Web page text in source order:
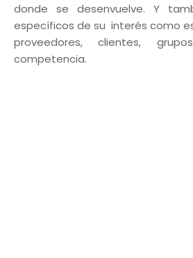
donde se desenvuelve. Y
específicos de su interés como
proveedores, clientes,
competencia.